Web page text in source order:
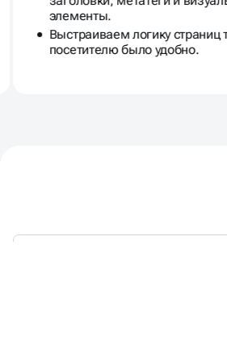
Выстраиваем логику страниц
посетителю было удобно.